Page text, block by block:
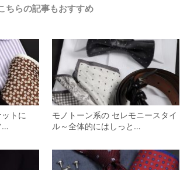
ちらの記事もおすすめ
ットに
…
モノトーン系の セレモニースタイ
ル～全体的にはしっと…
【メンズ・ドレスシャツ・ワイシャツ】
ナチュラルフィット・プレミアムコット
ン120番手双糸・イージーケア・ブロー
ド・ワイドカラー・ホリゾンタルカラ
ー・レギュラーカラー・スナップダウ
ン・ボタンダウン・ポケッ
価格 7,700円(税込)